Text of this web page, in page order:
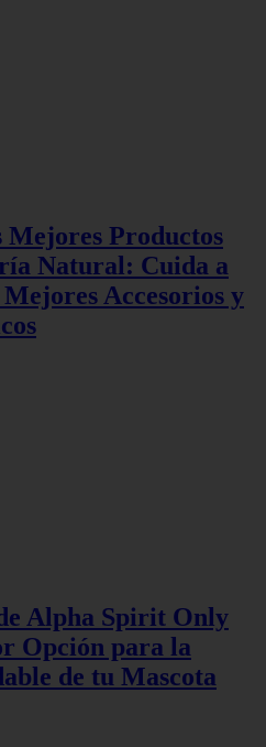
Mejores Productos
Natural: Cuida a
Accesorios y
Alpha Spirit Only
Opción para la
de tu Mascota